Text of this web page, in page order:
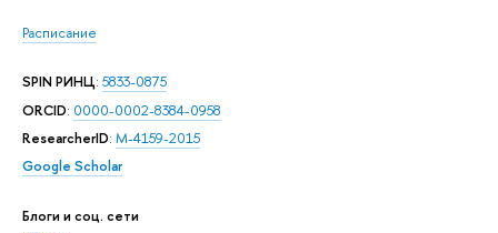
Расписание
SPIN РИНЦ: 5833-0875
ORCID: 0000-0002-8384-0958
ResearcherID: M-4159-2015
Google Scholar
Блоги и соц. сети